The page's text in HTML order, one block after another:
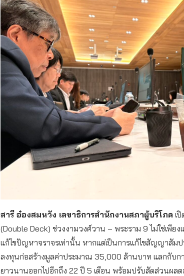
สารี อ๋องสมหวัง เลขาธิการสำนักงานสภาผู้บริโภค เ
(Double Deck) ช่วงงามวงศ์วาน – พระราม 9 ไม่ใช่เพียง
แก้ไขปัญหาจราจรเท่านั้น หากแต่เป็นการแก้ไขสัญญาสัม
ลงทุนก่อสร้างมูลค่าประมาณ 35,000 ล้านบาท แลกกับก
ยาวนานออกไปอีกถึง 22 ปี 5 เดือน พร้อมปรับสัดส่วนผล